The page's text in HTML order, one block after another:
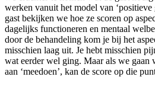
werken vanuit het model van ‘positieve
gast bekijken we hoe ze scoren op
dagelijks functioneren en mentaal
door de behandeling kom je bij het
misschien laag uit. Je hebt misschien
wat eerder wel ging. Maar als we gaan
aan ‘meedoen’, kan de score op die